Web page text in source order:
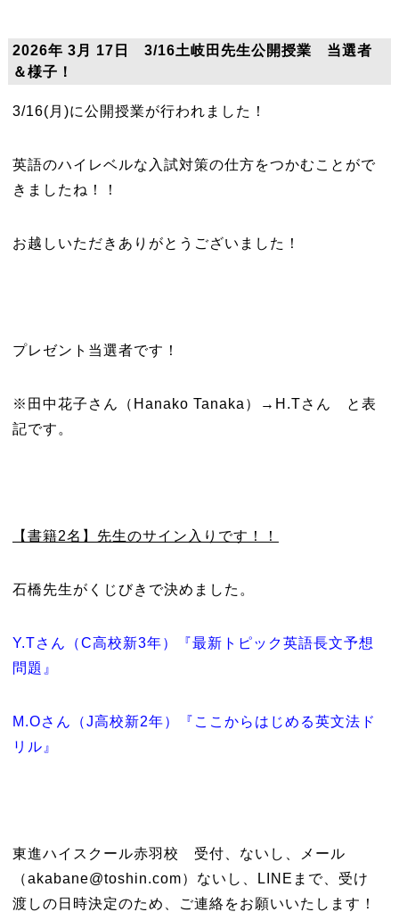
2026年 3月 17日 3/16土岐田先生公開授業 当選者
＆様子！
3/16(月)に公開授業が行われました！
英語のハイレベルな入試対策の仕方をつかむことがで
きましたね！！
お越しいただきありがとうございました！
プレゼント当選者です！
※田中花子さん（Hanako Tanaka）→H.Tさん と表
記です。
【書籍2名】先生のサイン入りです！！
石橋先生がくじびきで決めました。
Y.Tさん（C高校新3年）『最新トピック英語長文予想
問題』
M.Oさん（J高校新2年）『ここからはじめる英文法ド
リル』
東進ハイスクール赤羽校 受付、ないし、メール
（akabane@toshin.com）ないし、LINEまで、受け
渡しの日時決定のため、ご連絡をお願いいたします！